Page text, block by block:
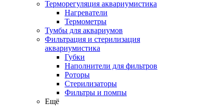
Терморегуляция аквариумистика
Нагреватели
Термометры
Тумбы для аквариумов
Фильтрация и стерилизация
аквариумистика
Губки
Наполнители для фильтров
Роторы
Стерилизаторы
Фильтры и помпы
Ещё